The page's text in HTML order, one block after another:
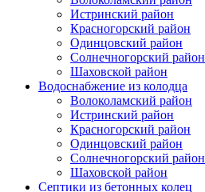
Истринский район
Красногорский район
Одинцовский район
Солнечногорский район
Шаховской район
Водоснабжение из колодца
Волоколамский район
Истринский район
Красногорский район
Одинцовский район
Солнечногорский район
Шаховской район
Септики из бетонных колец